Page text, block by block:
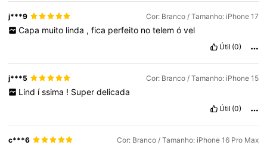
j***9 Cor: Branco / Tamanho: iPhone 17
Capa muito linda , fica perfeito no telem ó vel
Útil (0)
j***5 Cor: Branco / Tamanho: iPhone 15
Lind íssima ! Super delicada
Útil (0)
c***6 Cor: Branco / Tamanho: iPhone 16 Pro Max